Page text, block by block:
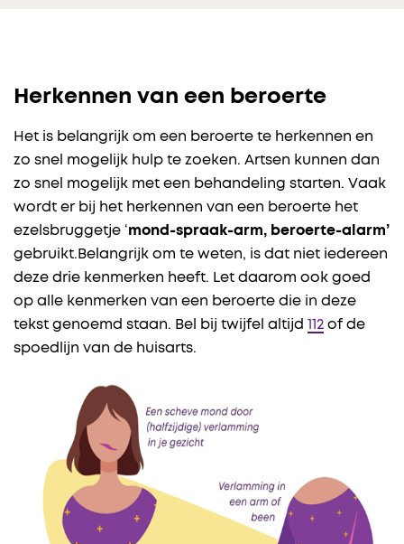
Herkennen van een beroerte
Het is belangrijk om een beroerte te herkennen en
zo snel mogelijk hulp te zoeken. Artsen kunnen dan
zo snel mogelijk met een behandeling starten. Vaak
wordt er bij het herkennen van een beroerte het
ezelsbruggetje ‘mond-spraak-arm, beroerte-alarm’
gebruikt.Belangrijk om te weten, is dat niet iedereen
deze drie kenmerken heeft. Let daarom ook goed
op alle kenmerken van een beroerte die in deze
tekst genoemd staan. Bel bij twijfel altijd 112 of de
spoedlijn van de huisarts.